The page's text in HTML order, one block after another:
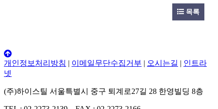
목록
개인정보처리방침 | 이메일무단수집거부 | 오시는길 | 인트라
넷
(주)하이스틸 서울특별시 중구 퇴계로27길 28 한영빌딩 8층